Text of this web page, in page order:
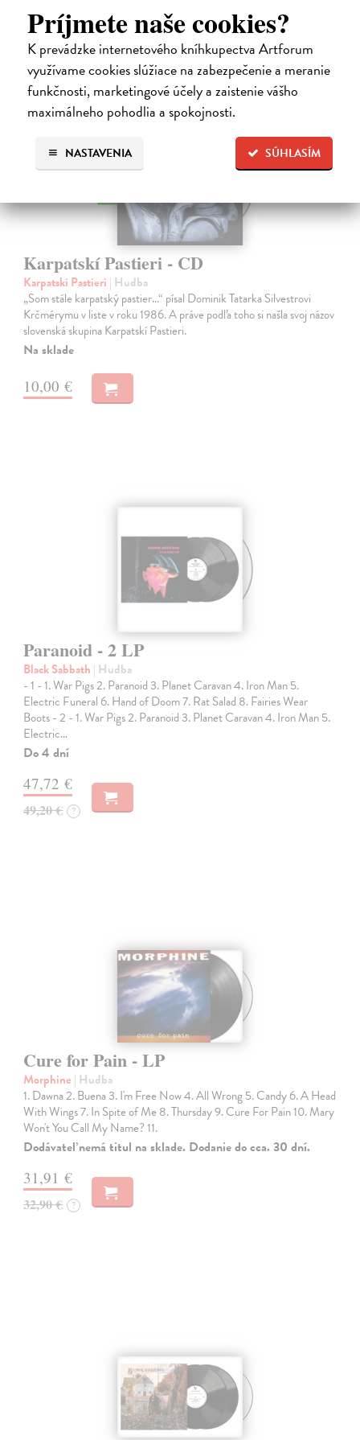
Príjmete naše cookies?
K prevádzke internetového kníhkupectva Artforum
využívame cookies slúžiace na zabezpečenie a meranie
funkčnosti, marketingové účely a zaistenie vášho
maximálneho pohodlia a spokojnosti.
SÚHLASÍM
NASTAVENIA
na sklade
Karpatskí Pastieri - CD
Karpatskí Pastieri | Hudba
„Som stále karpatský pastier...“ písal Dominik Tatarka Silvestrovi
Krčmérymu v liste v roku 1986. A práve podľa toho si našla svoj názov
slovenská skupina Karpatskí Pastieri.
Na sklade
10,00 €
Paranoid - 2 LP
Black Sabbath | Hudba
- 1 - 1. War Pigs 2. Paranoid 3. Planet Caravan 4. Iron Man 5.
Electric Funeral 6. Hand of Doom 7. Rat Salad 8. Fairies Wear
Boots - 2 - 1. War Pigs 2. Paranoid 3. Planet Caravan 4. Iron Man 5.
Electric…
Do 4 dní
47,72 €
49,20 € ?
Cure for Pain - LP
Morphine | Hudba
1. Dawna 2. Buena 3. I'm Free Now 4. All Wrong 5. Candy 6. A Head
With Wings 7. In Spite of Me 8. Thursday 9. Cure For Pain 10. Mary
Won't You Call My Name? 11.
Dodávateľ nemá titul na sklade. Dodanie do cca. 30 dní.
31,91 €
32,90 € ?